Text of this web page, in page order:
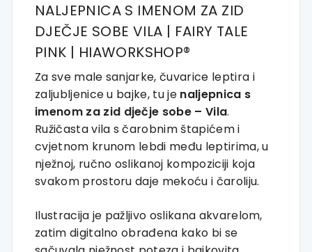
NALJEPNICA S IMENOM ZA ZID
DJEČJE SOBE VILA | FAIRY TALE
PINK | HIAWORKSHOP®
Za sve male sanjarke,čuvarice leptira i
zaljubljeniceu bajke, tuje naljepnica s
imenom za zid dječje sobe – Vila.
Ružičastavila sčarobnimštapićemi
cvjetnom krunom lebdi među leptirima,u
nježnoj, ručno oslikanoj kompoziciji koja
svakom prostorudaje mekoću i čaroliju.
Ilustracija je pažljivo oslikana akvarelom,
zatim digitalnoobrađena kako bi se